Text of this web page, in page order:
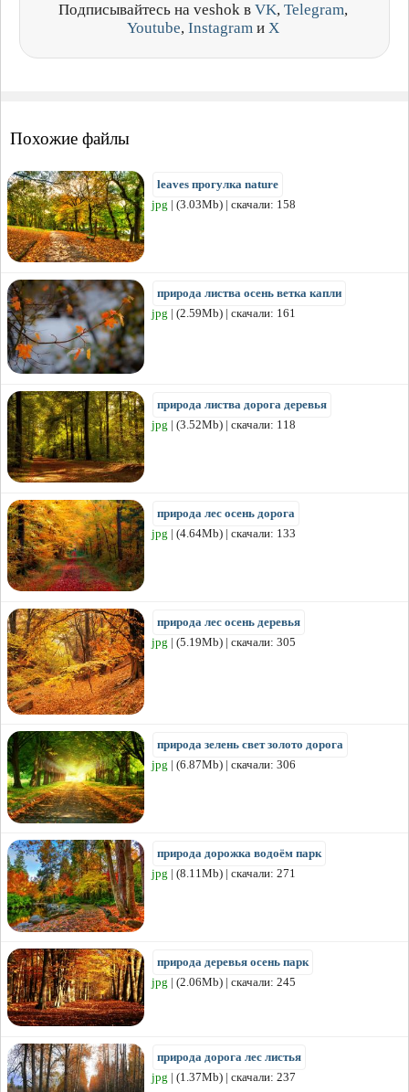
Подписывайтесь на veshok в VK, Telegram,
Youtube, Instagram и X
Похожие файлы
leaves прогулка nature
jpg | (3.03Mb) | скачали: 158
природа листва осень ветка капли
jpg | (2.59Mb) | скачали: 161
природа листва дорога деревья
jpg | (3.52Mb) | скачали: 118
природа лес осень дорога
jpg | (4.64Mb) | скачали: 133
природа лес осень деревья
jpg | (5.19Mb) | скачали: 305
природа зелень свет золото дорога
jpg | (6.87Mb) | скачали: 306
природа дорожка водоём парк
jpg | (8.11Mb) | скачали: 271
природа деревья осень парк
jpg | (2.06Mb) | скачали: 245
природа дорога лес листья
jpg | (1.37Mb) | скачали: 237